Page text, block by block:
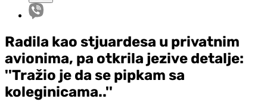
Radila kao stjuardesa u privatnim
avionima, pa otkrila jezive detalje:
''Tražio je da se pipkam sa
koleginicama..''